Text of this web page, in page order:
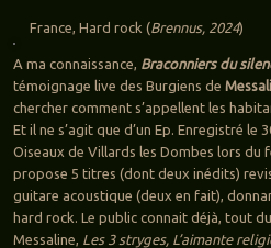
France, Hard rock (Brennus, 2024)
A ma connaissance, Braconniers du
témoignage live des Burgiens de
chercher comment s’appellent les
Et il ne s’agit que d’un Ep. Enregistré le
Oiseaux de Villards les Dombes lors du
propose 5 titres (dont deux inédits)
guitare acoustique (deux en fait),
hard rock. Le public connait déjà, tout
Messaline, Les 3 stryges, L’aimante